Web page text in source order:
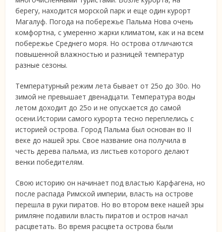
берегу, находится морской парк и еще один курорт
Магалуф. Погода на побережье Пальма Нова очень
комфортна, с умеренно жарки климатом, как и на всем
побережье Среднего моря. Но острова отличаются
повышенной влажностью и разницей температур
разные сезоны.
Температурный режим лета бывает от 25о до 30о. Но
зимой не превышает двенадцати. Температура воды
летом доходит до 25о и не опускается до самой
осени.Истории самого курорта тесно переплелись с
историей острова. Город Пальма был основан во II
веке до нашей эры. Свое название она получила в
честь дерева пальма, из листьев которого делают
венки победителям.
Свою историю он начинает под властью Карфагена, но
после распада Римской империи, власть на острове
перешла в руки пиратов. Но во втором веке нашей эры
римляне подавили власть пиратов и остров начал
расцветать. Во время расцвета острова были